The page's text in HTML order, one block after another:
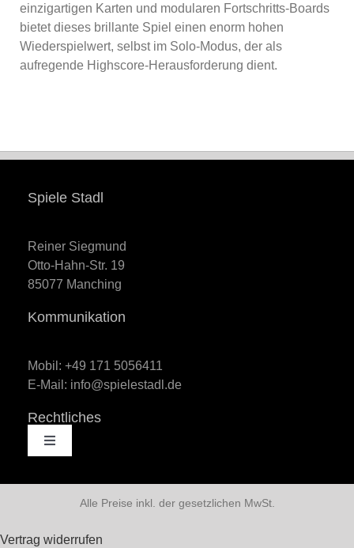
einzigartigen Karten und modularen Fortschritts-Boards
bietet dieses brillante Spiel einen enorm hohen
Wiederspielwert, selbst im Solo-Modus, der als
aufregende Highscore-Herausforderung dient.
Spiele Stadl
Reiner Siegmund
Otto-Hahn-Str. 19
85077 Manching
Kommunikation
Mobil: +49 171 5056411
E-Mail: info@spielestadl.de
Rechtliches
Toggle
Navigation
AGB
Impressum
Alle Preise inkl. der gesetzlichen MwSt.
Vertrag widerrufen